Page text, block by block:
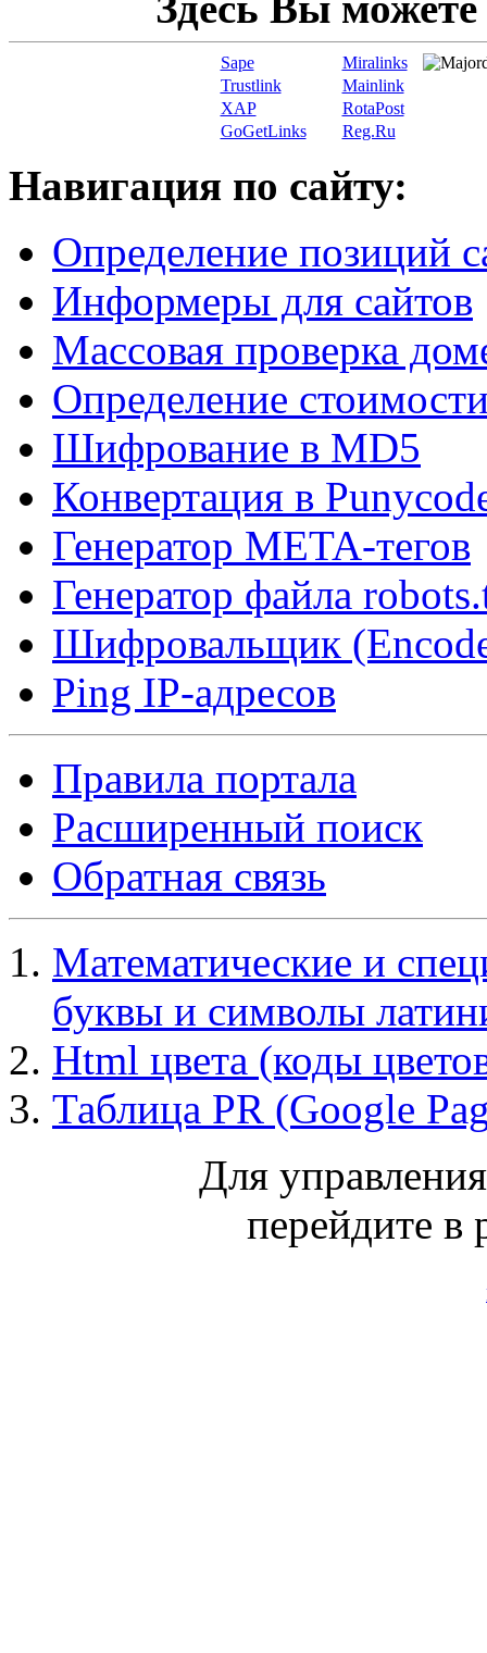
Sape
Trustlink
XAP
GoGetLinks
Miralinks
Mainlink
RotaPost
Reg.Ru
Навигация по сайту:
Определение позиций
Информеры для сайтов
Массовая проверка
Определение
Шифрование в MD5
Конвертация в
Генератор META-тегов
Генератор файла
Шифровальщик
Ping IP-адресов
Правила портала
Расширенный поиск
Обратная связь
Математические и
буквы и символы
Html цвета (коды
Таблица PR (Google
Для
перейдите в